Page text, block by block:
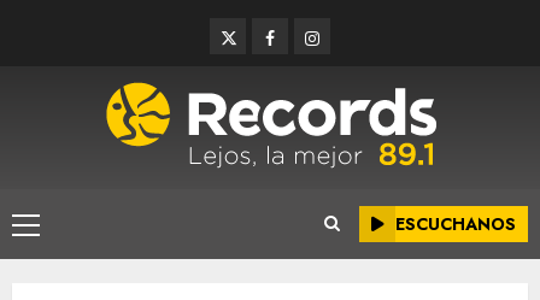
TwitterFacebookInstagram
Menú
principal
ESCUCHANOS